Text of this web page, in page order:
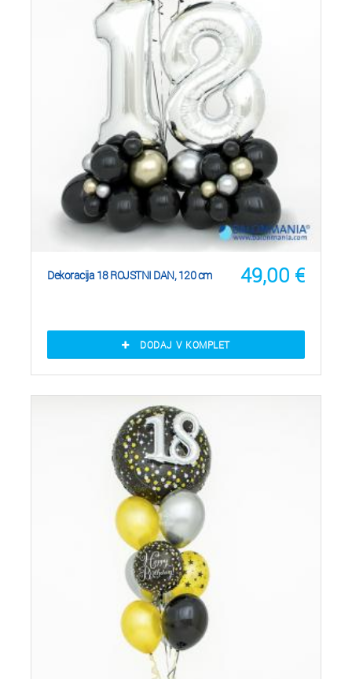
49,00 €
Dekoracija 18 ROJSTNI DAN, 120 cm
DODAJ V KOMPLET